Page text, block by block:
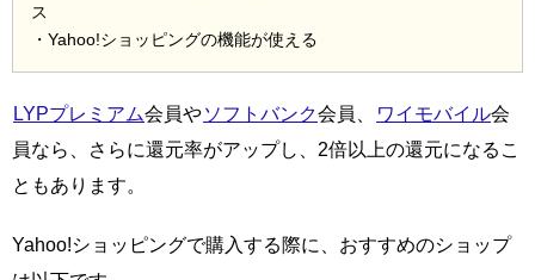
ス
・Yahoo!ショッピングの機能が使える
LYPプレミアム会員やソフトバンク会員、 ワイモバイル会
員なら、さらに還元率がアップし、2倍以上の還元になるこ
ともあります。
Yahoo!ショッピングで購入する際に、おすすめのショップ